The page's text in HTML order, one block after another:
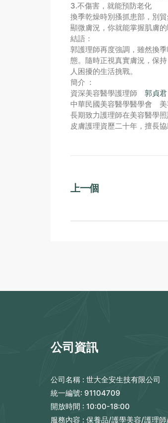
3.不傷害，就能預防老化
換季乾燥時別搔抓患部，別
顯微膚況，你就能掌握肌膚
結語：
郭護理師再度強調，雖然換
態。隨時正視真實膚況，保
人困擾的生活挑戰。
簡介 ：
資深美容醫學護理師 郭貞君
中華民國美容醫學醫學會 美
長期致力護理師在美容醫學
皮膚護理資歷二十年，擅長
上一個
公司資訊
公司名稱 : 世大全安生技有限公司
統一編號: 91104709
開放時間 : 10:00-18:00
服務內容 : 保養品/護學美容/護理